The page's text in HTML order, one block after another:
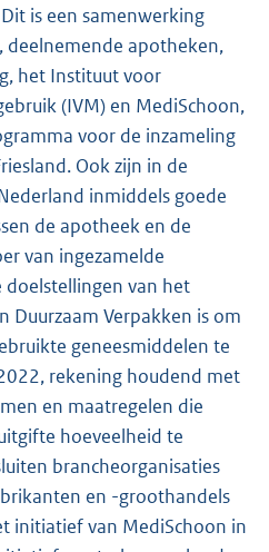
is een samenwerking
deelnemende apotheken,
het Instituut voor
(IVM) en MediSchoon,
voor de inzameling
Ook zijn in de
inmiddels goede
de apotheek en de
van ingezamelde
doelstellingen van het
Duurzaam Verpakken is om
geneesmiddelen te
rekening houdend met
en maatregelen die
hoeveelheid te
brancheorganisaties
en -groothandels
initiatief van MediSchoon in